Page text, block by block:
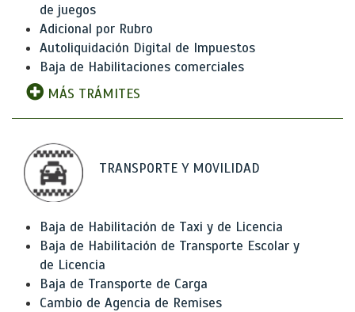
de juegos
Adicional por Rubro
Autoliquidación Digital de Impuestos
Baja de Habilitaciones comerciales
MÁS TRÁMITES
TRANSPORTE Y MOVILIDAD
Baja de Habilitación de Taxi y de Licencia
Baja de Habilitación de Transporte Escolar y
de Licencia
Baja de Transporte de Carga
Cambio de Agencia de Remises